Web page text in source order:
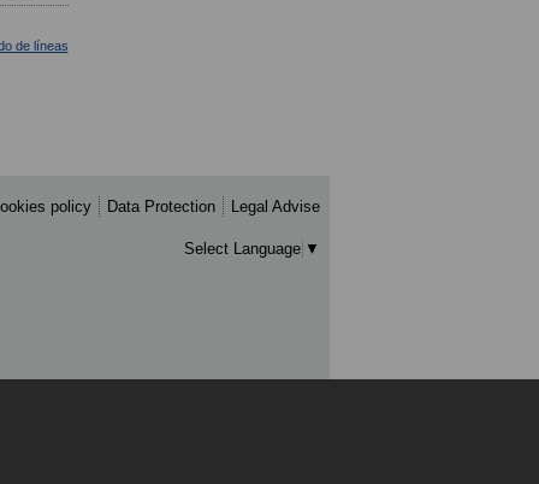
de líneas
policy Data Protection Legal Advise
Select Language ▼